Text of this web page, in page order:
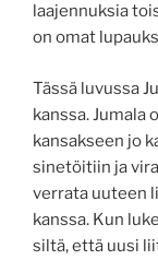
laajennuksia
on omat
Tässä luvussa
kanssa. Jumala
kansakseen jo
sinetöitiin ja
verrata uuteen
kanssa. Kun
siltä, että uusi